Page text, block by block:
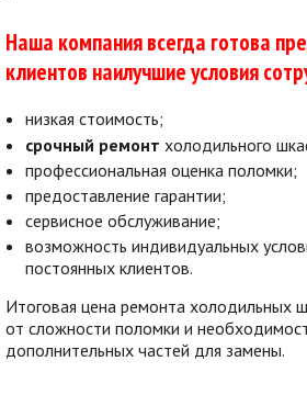
Наша компания всегда готова
клиентов наилучшие условия
низкая стоимость;
срочный ремонт холодильного
профессиональная оценка поломки;
предоставление гарантии;
сервисное обслуживание;
возможность индивидуальных
постоянных клиентов.
Итоговая цена ремонта холодильных
от сложности поломки и
дополнительных частей для замены.